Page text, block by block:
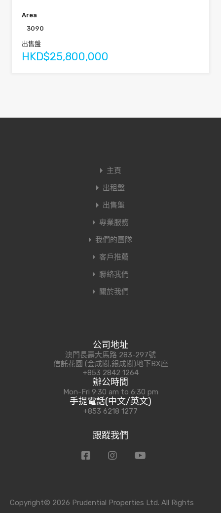
Area
3090
出售盤
HKD$25,800,000
主頁
出租盤
出售盤
專業服務
我們的團隊
客戶推薦
聯絡我們
關於我們
公司地址
澳門長壽大馬路 283-297號
信託花園 (金成閣,銀成閣)地下BX座
+853 2842 1264
辦公時間
Mon-Fri 9:30 am to 6:30 pm
手提電話(中文/英文)
+853 6218 1277
跟蹤我們
Copyright© 2026 Prudential Properties Ltd. All Rights